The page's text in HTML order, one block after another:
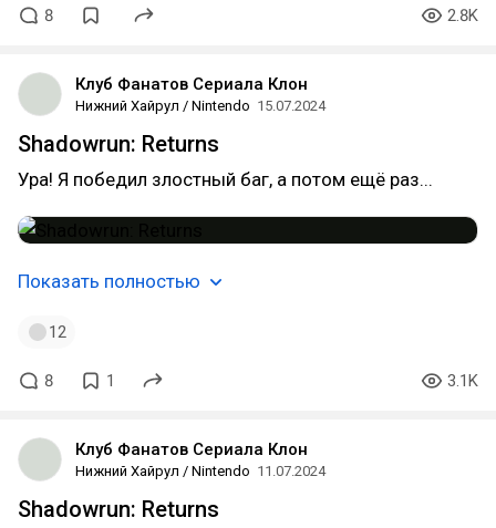
8 2.8K
Клуб Фанатов Сериала Клон
Нижний Хайрул / Nintendo 15.07.2024
Shadowrun: Returns
Ура! Я победил злостный баг, а потом ещё раз...
Показать полностью
12
8 1 3.1K
Клуб Фанатов Сериала Клон
Нижний Хайрул / Nintendo 11.07.2024
Shadowrun: Returns